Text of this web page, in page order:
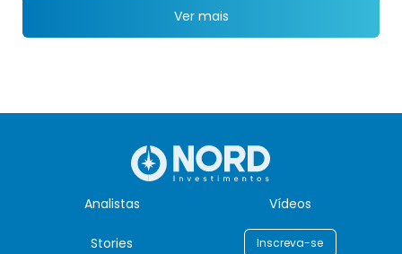
Ver mais
Analistas Vídeos
Stories Inscreva-se